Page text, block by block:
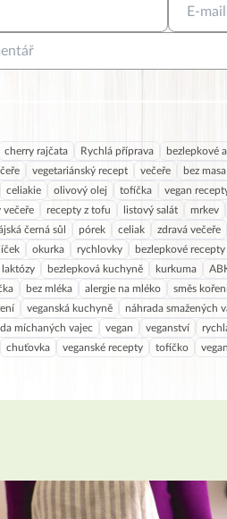
cherry rajčata Rychlá příprava bezlepkové
vegetariánský recept večeře bez masa
celiakie olivový olej tofíčka vegan
večeře recepty z tofu listový salát mrkev
černá sůl pórek celiak zdravá večeře
okurka rychlovky bezlepkové recepty
laktózy bezlepková kuchyně kurkuma
bez mléka alergie na mléko směs
veganská kuchyně náhrada smažených
míchaných vajec vegan veganství
chuťovka veganské recepty tofíčko